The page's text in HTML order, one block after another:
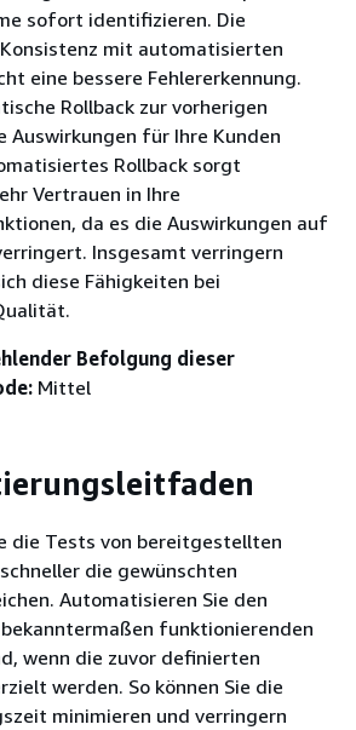
sofort identifizieren. Die
mit automatisierten
eine bessere Fehlererkennung.
Rollback zur vorherigen
Auswirkungen für Ihre Kunden
Rollback sorgt
Vertrauen in Ihre
da es die Auswirkungen auf
Insgesamt verringern
diese Fähigkeiten bei
Befolgung dieser
Mittel
die Tests von bereitgestellten
die gewünschten
Automatisieren Sie den
bekanntermaßen funktionierenden
wenn die zuvor definierten
werden. So können Sie die
minimieren und verringern